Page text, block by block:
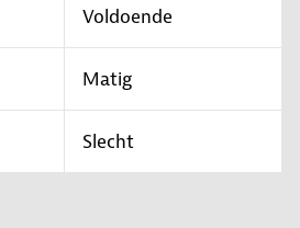
Voldoende
Matig
Slecht